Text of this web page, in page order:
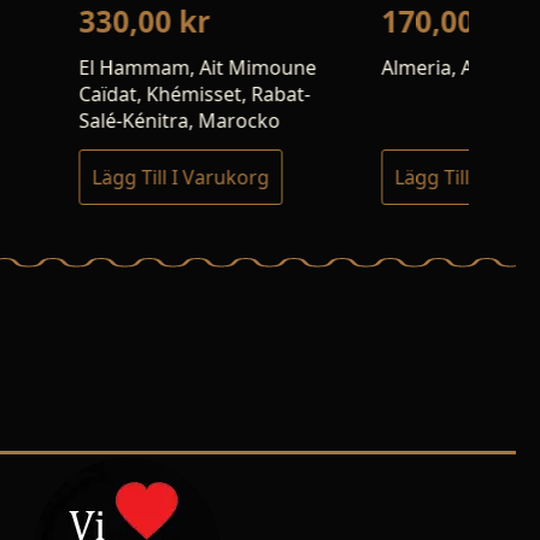
Ait Mimoune
Rabat-
Marocko
170,00
Almeria, Andalusien, Spanien
Lägg Till I Varukorg